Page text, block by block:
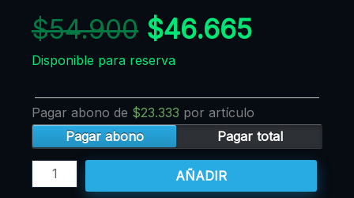
$54.900 $46.665
Disponible para reserva
Pagar abono de $23.333 por artículo
Pagar abono
Pagar total
WAY)
cantidad
AÑADIR